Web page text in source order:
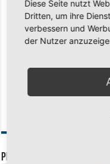
Saison 2026/2027
Regionalliga-Meister SV
Historischer Triumph in
Zum Heimabschluss ein
Mission Titelverteidigung:
6. Mai 2026
Finale, Teil 2: Alle ins Hasper
PREMIUMPARTNER
Diese Seite nutzt
Dritten, um ihre
verbessern und
der Nutzer